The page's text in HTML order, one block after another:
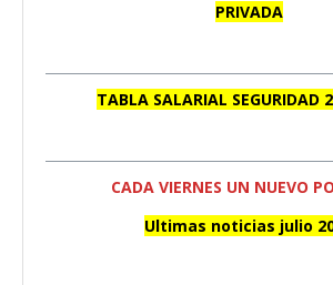
PRIVADA
TABLA SALARIAL SEGURIDAD
CADA VIERNES UN NUEVO
Ultimas noticias julio